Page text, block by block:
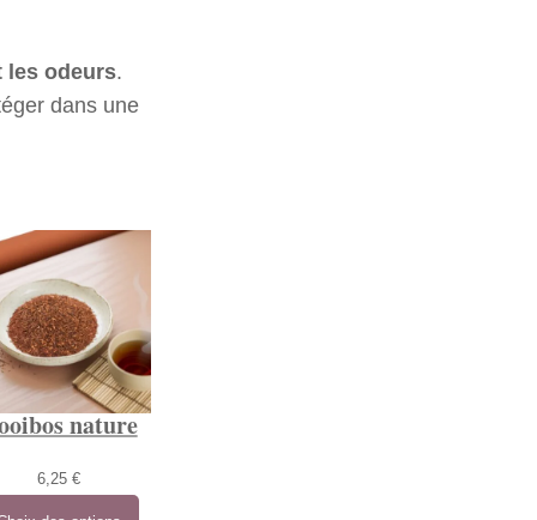
les odeurs.
dans une
nature
6,25€